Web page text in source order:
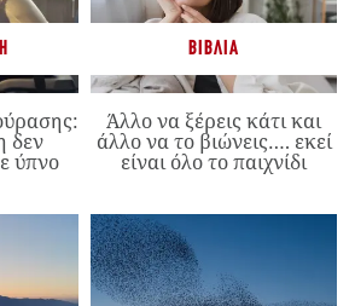
δεν
ύπνο
ΒΙΒΛΊΑ
Άλλο να ξέρεις κάτι και
άλλο να το βιώνεις…. εκεί
είναι όλο το παιχνίδι